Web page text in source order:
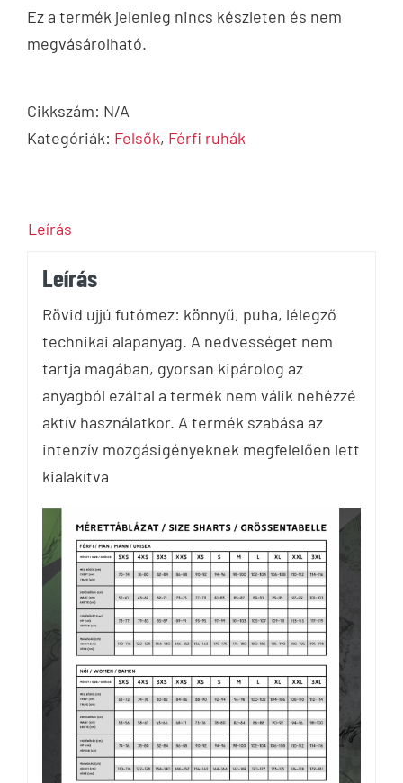
Ez a termék jelenleg nincs készleten és nem
megvásárolható.
Cikkszám: N/A
Kategóriák: Felsők, Férfi ruhák
Leírás
Leírás
Rövid ujjú futómez: könnyű, puha, lélegző
technikai alapanyag. A nedvességet nem
tartja magában, gyorsan kipárolog az
anyagból ezáltal a termék nem válik nehézzé
aktív használatkor. A termék szabása az
intenzív mozgásigényeknek megfelelően lett
kialakítva